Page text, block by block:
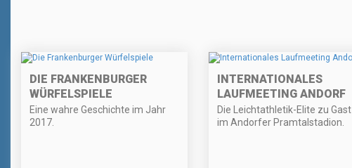
DIE FRANKENBURGER
WÜRFELSPIELE
Eine wahre Geschichte im Jahr
2017.
INTERNATIONALES
LAUFMEETING ANDORF
Die Leichtathletik-Elite zu Gast
im Andorfer Pramtalstadion.